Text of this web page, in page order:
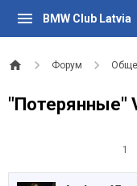
BMW Club Latvia
Форум
"Потерянные"
1